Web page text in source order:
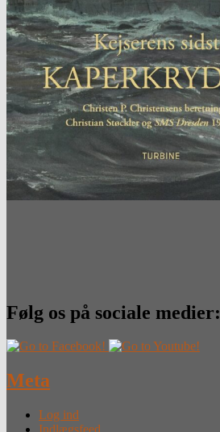
Følg os på sociale medier:
Meta
Log ind